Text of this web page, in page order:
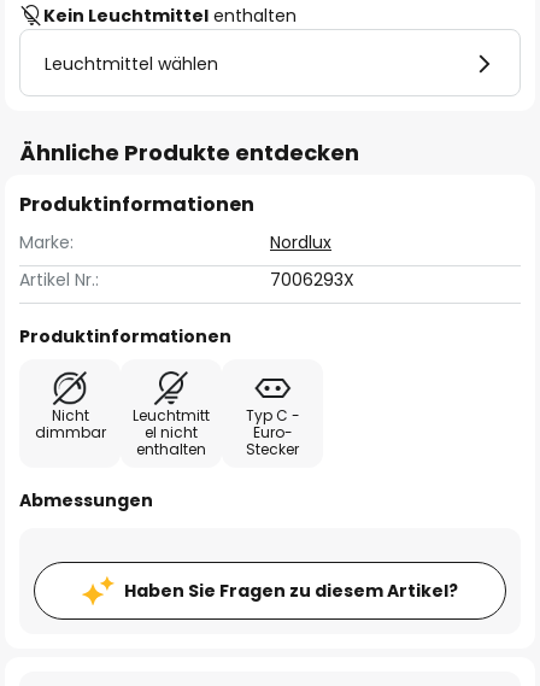
Kein Leuchtmittel enthalten
Leuchtmittel wählen
Ähnliche Produkte entdecken
Produktinformationen
Marke:
Nordlux
Artikel Nr.:
7006293X
Produktinformationen
Nicht
dimmbar
Leuchtmitt
el nicht
enthalten
Typ C -
Euro-
Stecker
Abmessungen
Haben Sie Fragen zu diesem Artikel?